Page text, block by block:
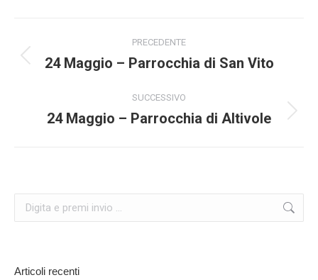
tra
post
PRECEDENTE
Post
24 Maggio – Parrocchia di San Vito
SUCCESSIVO
Prossimo
24 Maggio – Parrocchia di Altivole
Articoli recenti